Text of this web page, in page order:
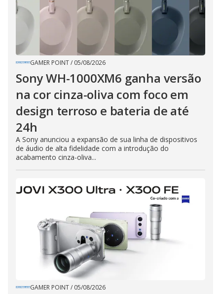
GAMER POINT/ 05/08/2026
Sony WH-1000XM6 ganha versão
na cor cinza-oliva com foco em
design terroso e bateria de até
24h
A Sony anunciou a expansão de sua linha de dispositivos
de áudio de alta fidelidade com a introdução do
acabamento cinza-oliva...
GAMER POINT/ 05/08/2026